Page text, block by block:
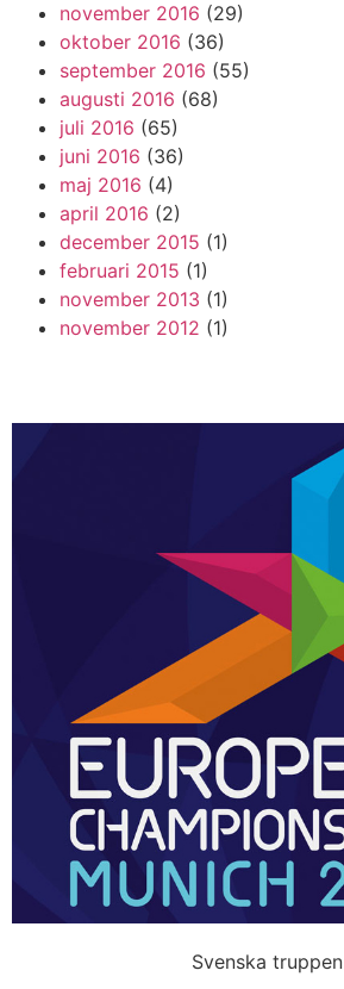
november 2016 (29)
oktober 2016 (36)
september 2016 (55)
augusti 2016 (68)
juli 2016 (65)
juni 2016 (36)
maj 2016 (4)
april 2016 (2)
december 2015 (1)
februari 2015 (1)
november 2013 (1)
november 2012 (1)
Svenska truppen